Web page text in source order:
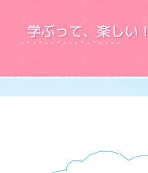
学ぶって、楽しい！